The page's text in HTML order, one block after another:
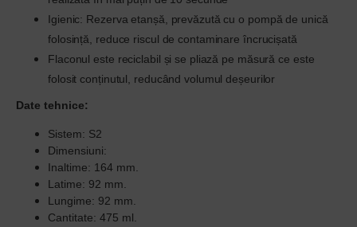
Igienic: Rezerva etanșă, prevăzută cu o pompă de unică
folosință, reduce riscul de contaminare încrucișată
Flaconul este reciclabil și se pliază pe măsură ce este
folosit conținutul, reducând volumul deșeurilor
Date tehnice:
Sistem: S2
Dimensiuni:
Inaltime: 164 mm.
Latime: 92 mm.
Lungime: 92 mm.
Cantitate: 475 ml.